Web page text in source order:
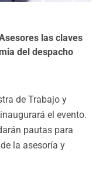
las claves
del despacho
de Trabajo y
inaugurará el evento.
pautas para
la asesoría y